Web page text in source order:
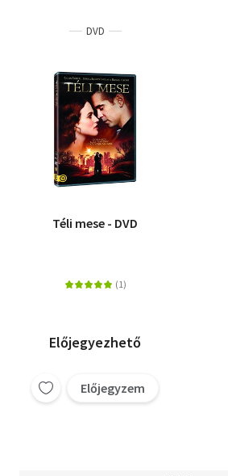
DVD
Téli mese - DVD
Előjegyezhető
Előjegyzem